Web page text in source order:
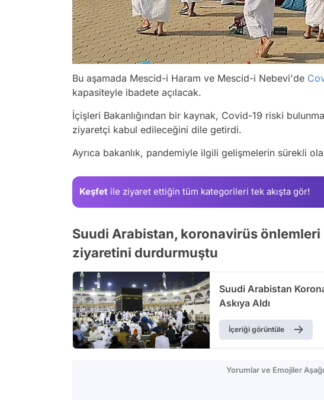
Bu aşamada Mescid-i Haram ve Mescid-i Nebevi'de
kapasiteyle ibadete açılacak.
İçişleri Bakanlığından bir kaynak, Covid-19 riski
ziyaretçi kabul edileceğini dile getirdi.
Ayrıca bakanlık, pandemiyle ilgili gelişmelerin sürekli
Keşfet ile ziyaret ettiğin tüm kategorileri tek akışta gör!
Suudi Arabistan, koronavirüs önlemleri
ziyaretini durdurmuştu
Suudi Arabistan
Askıya Aldı
İçeriği görüntüle
Yorumlar ve Emojiler